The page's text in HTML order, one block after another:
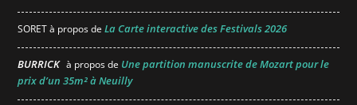
SORETà propos de La Carte interactive des Festivals 2026
BURRICK à propos de Une partition manuscrite de Mozart pour le
prix d’un 35m² à Neuilly